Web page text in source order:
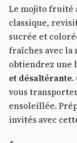
Le mojito fruité
classique,
sucrée et
fraîches avec
obtiendrez une
et désaltérante.
vous
ensoleillée.
invités avec